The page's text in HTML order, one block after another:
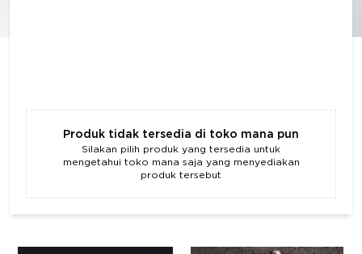
Produk tidak tersedia di toko mana pun
Silakan pilih produk yang tersedia untuk
mengetahui toko mana saja yang menyediakan
produk tersebut